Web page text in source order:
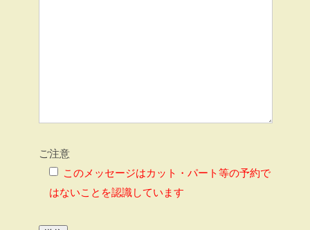
ご注意
このメッセージはカット・パート等の予約で
はないことを認識しています